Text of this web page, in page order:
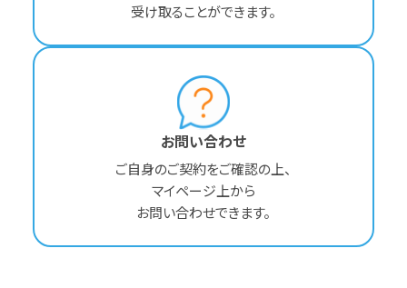
受け取ることができます。
お問い合わせ
ご自身のご契約をご確認の上、
マイページ上から
お問い合わせできます。